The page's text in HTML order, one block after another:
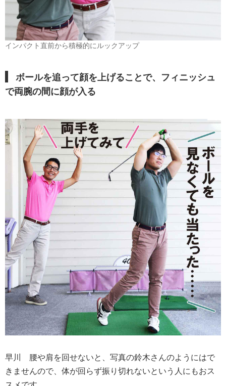
インパクト直前から積極的にルックアップ
ボールを追って顔を上げることで、フィニッシュ
で両腕の間に顔が入る
早川 腰や肩を回せないと、写真の鈴木さんのようにはで
きませんので、体が回らず振り切れないという人にもおス